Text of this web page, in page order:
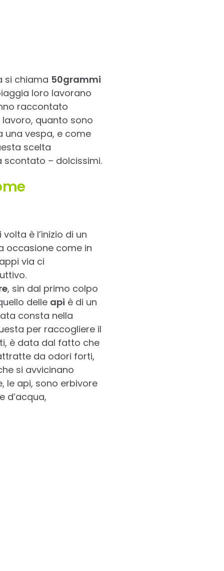
si chiama 50grammi
loro lavorano
raccontato
quanto sono
una vespa, e come
scelta
– dolcissimi.
è l’inizio di un
occasione come in
via ci
, sin dal primo colpo
delle api è di un
consta nella
per raccogliere il
è data dal fatto che
da odori forti,
si avvicinano
le api, sono erbivore
d’acqua,